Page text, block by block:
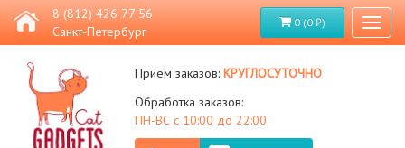
8 (812) 426 77 56
Санкт-Петербург
0 (0 ₽)
Приём заказов:круглосуточно
Обработка заказов:
ПН-ВС с 10:00 до 22:00